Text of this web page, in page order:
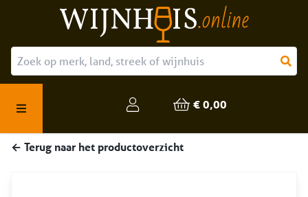
€ 0,00
Onze producten
Veelgestelde vragen
← Terug naar het productoverzicht